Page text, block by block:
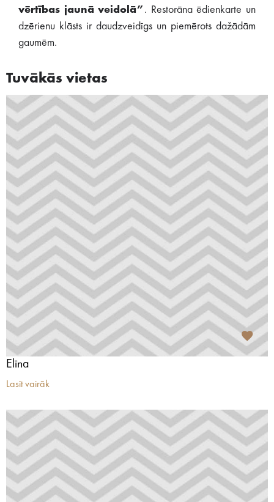
vērtības jaunā veidolā”. Restorāna ēdienkarte un
dzērienu klāsts ir daudzveidīgs un piemērots dažādām
gaumēm.
Tuvākās vietas
Elīna
Lasīt vairāk